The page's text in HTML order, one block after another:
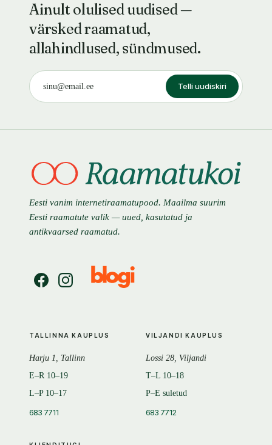
Ainult olulised uudised —
värsked raamatud,
allahindlused, sündmused.
Telli uudiskiri
Eesti vanim internetiraamatupood. Maailma suurim
Eesti raamatute valik — uued, kasutatud ja
antikvaarsed raamatud.
TALLINNA KAUPLUS
Harju 1, Tallinn
E–R 10–19
L–P 10–17
683 7711
VILJANDI KAUPLUS
Lossi 28, Viljandi
T–L 10–18
P–E suletud
683 7712